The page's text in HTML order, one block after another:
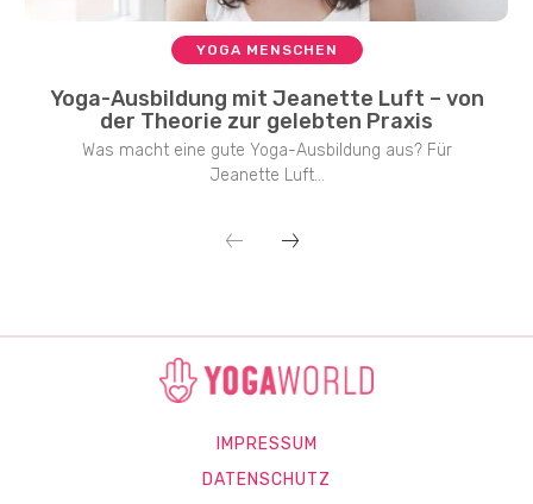
YOGA MENSCHEN
Yoga-Ausbildung mit Jeanette Luft – von
der Theorie zur gelebten Praxis
Was macht eine gute Yoga-Ausbildung aus? Für
Jeanette Luft...
IMPRESSUM
DATENSCHUTZ